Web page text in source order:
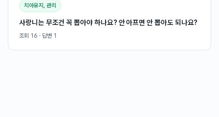
치아유지, 관리
사랑니는 무조건 꼭 뽑아야 하나요? 안 아프면 안 뽑아도 되나요?
조회 16 · 답변 1